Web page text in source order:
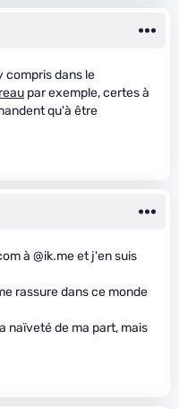
compris dans le
par exemple, certes à
qu'à être
à @ik.me et j'en suis
rassure dans ce monde
naïveté de ma part, mais